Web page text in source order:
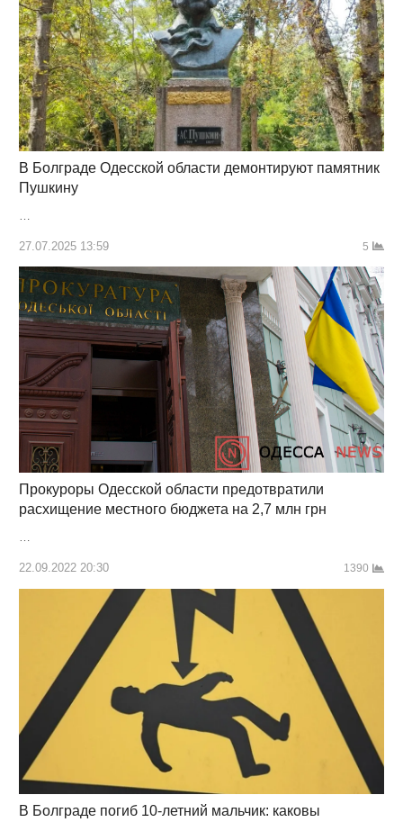
В Болграде Одесской области демонтируют памятник
Пушкину
27.07.2025 13:59 5
Прокуроры Одесской области предотвратили
расхищение местного бюджета на 2,7 млн грн
22.09.2022 20:30 1390
В Болграде погиб 10-летний мальчик: каковы